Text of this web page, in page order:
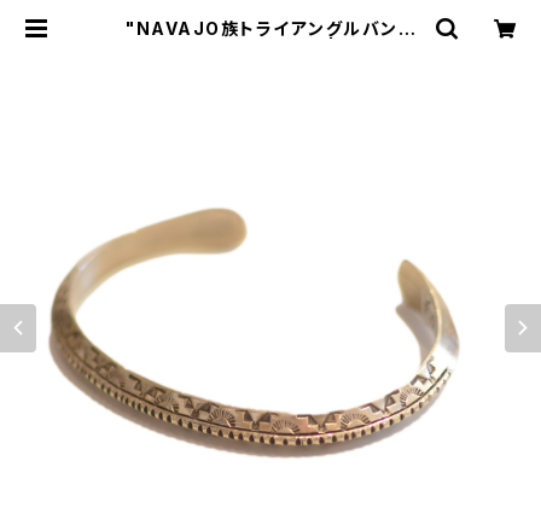
"NAVAJO族トライアングルバング